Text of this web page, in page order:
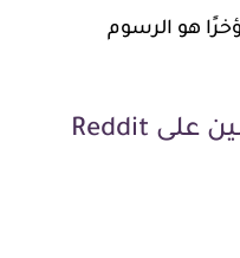
الرسوم
الكثير من المستخدمين على Reddit